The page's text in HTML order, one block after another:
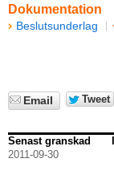
Dokumentation
Beslutsunderlag
Email Tweet
Senast granskad
2011-09-30